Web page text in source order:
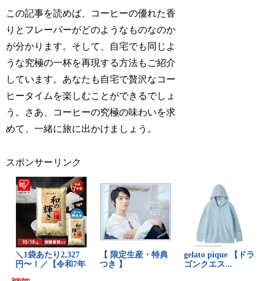
この記事を読めば、コーヒーの優れた香
りとフレーバーがどのようなものなのか
が分かります。そして、自宅でも同じよ
うな究極の一杯を再現する方法もご紹介
しています。あなたも自宅で贅沢なコー
ヒータイムを楽しむことができるでしょ
う。さあ、コーヒーの究極の味わいを求
めて、一緒に旅に出かけましょう。
スポンサーリンク